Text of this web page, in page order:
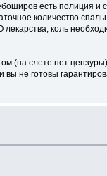
есть полиция и
количество
коль
(на слете нет
вы не готовы